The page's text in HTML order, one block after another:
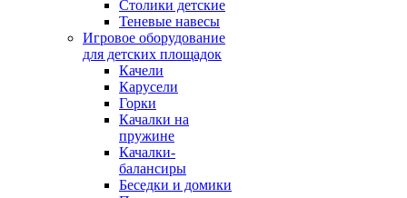
Столики детские
Теневые навесы
Игровое оборудование
для детских площадок
Качели
Карусели
Горки
Качалки на
пружине
Качалки-
балансиры
Беседки и домики